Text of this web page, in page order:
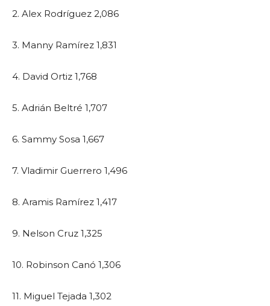
2. Alex Rodríguez 2,086
3. Manny Ramírez 1,831
4. David Ortiz 1,768
5. Adrián Beltré 1,707
6. Sammy Sosa 1,667
7. Vladimir Guerrero 1,496
8. Aramis Ramírez 1,417
9. Nelson Cruz 1,325
10. Robinson Canó 1,306
11. Miguel Tejada 1,302